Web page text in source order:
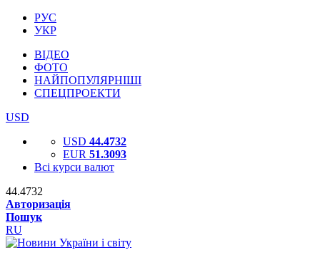
РУС
УКР
ВІДЕО
ФОТО
НАЙПОПУЛЯРНІШІ
СПЕЦПРОЕКТИ
USD
USD 44.4732
EUR 51.3093
Всі курси валют
44.4732
Авторизація
Пошук
RU